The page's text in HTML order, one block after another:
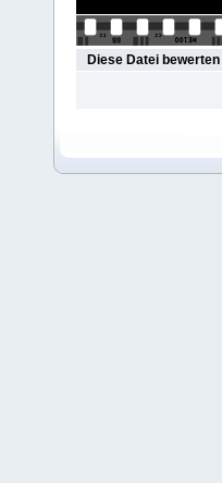
Diese Datei bewerten